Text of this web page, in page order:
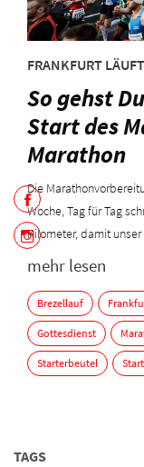
FRANKFURT LÄUFT
So gehst
Start des
Marathon
Die
Woche, Tag für Tag
Kilometer, damit
mehr lesen
Brezellauf
Gottesdienst
Starterbeutel
TAGS